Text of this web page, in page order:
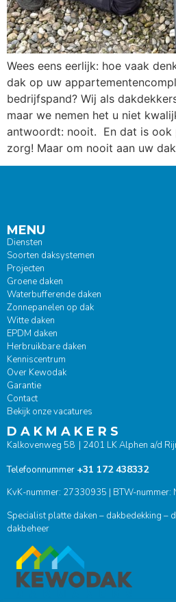
Wees eens eerlijk: hoe vaak
dak op uw
bedrijfspand? Wij als
maar we nemen het u niet
antwoordt: nooit. En dat is ook
zorg! Maar om nooit aan uw
MENU
Diensten
Soorten daksystemen
Projecten
Groene daken
Waterbufferende daken
Zonnepanelen op dak
Witte daken
EPDM daken
Herbruikbare daken
Kenniscentrum
Over Kewodak
Garantie
Contact
Bekijk onze vacatures
D A K M A K E R S
Kalkovenweg 58 | 2401 LK Alphen a/d
Telefoonnummer +31 172 438332
KvK-nummer: 27330935 | BTW-
Specialist platte daken – dakbedekking –
dakbeheer